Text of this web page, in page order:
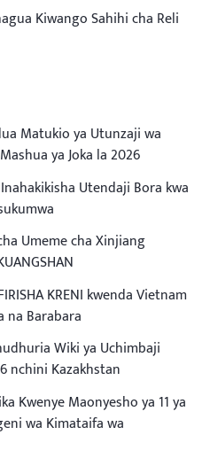
Kiwango Sahihi cha Reli
Matukio ya Utunzaji wa
ya Joka la 2026
Utendaji Bora kwa
Umeme cha Xinjiang
KRENI kwenda Vietnam
na Barabara
Wiki ya Uchimbaji
nchini Kazakhstan
Kwenye Maonyesho ya 11 ya
wa Kimataifa wa